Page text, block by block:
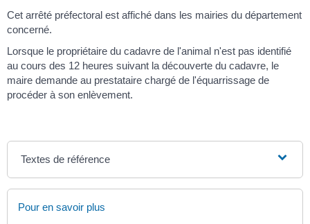
Cet arrêté préfectoral est affiché dans les mairies du département
concerné.
Lorsque le propriétaire du cadavre de l'animal n'est pas identifié
au cours des 12 heures suivant la découverte du cadavre, le
maire demande au prestataire chargé de l'équarrissage de
procéder à son enlèvement.
Textes de référence
Pour en savoir plus